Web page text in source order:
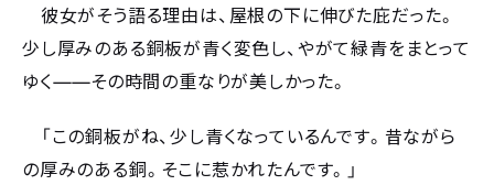
彼女がそう語る理由は、屋根の下に伸びた庇だった。
少し厚みのある銅板が青く変色し、やがて緑青をまとって
ゆく——その時間の重なりが美しかった。
「この銅板がね、少し青くなっているんです。昔ながら
の厚みのある銅。そこに惹かれたんです。」